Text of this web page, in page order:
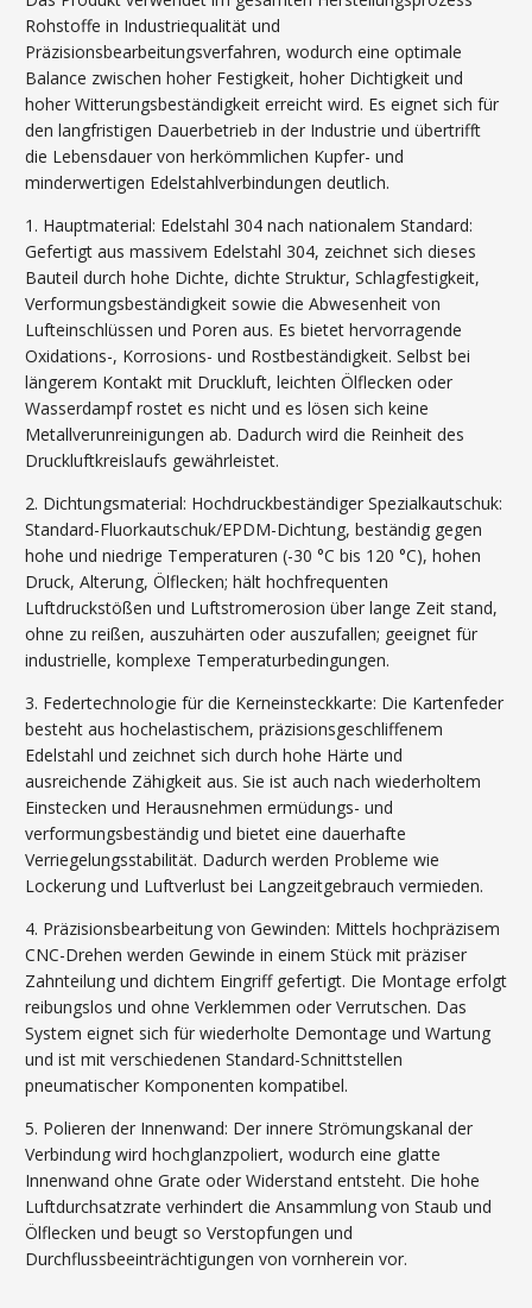
Rohstoffe in Industriequalität und
Präzisionsbearbeitungsverfahren, wodurch eine optimale
Balance zwischen hoher Festigkeit, hoher Dichtigkeit und
hoher Witterungsbeständigkeit erreicht wird. Es eignet sich für
den langfristigen Dauerbetrieb in der Industrie und übertrifft
die Lebensdauer von herkömmlichen Kupfer- und
minderwertigen Edelstahlverbindungen deutlich.
1. Hauptmaterial: Edelstahl 304 nach nationalem Standard:
Gefertigt aus massivem Edelstahl 304, zeichnet sich dieses
Bauteil durch hohe Dichte, dichte Struktur, Schlagfestigkeit,
Verformungsbeständigkeit sowie die Abwesenheit von
Lufteinschlüssen und Poren aus. Es bietet hervorragende
Oxidations-, Korrosions- und Rostbeständigkeit. Selbst bei
längerem Kontakt mit Druckluft, leichten Ölflecken oder
Wasserdampf rostet es nicht und es lösen sich keine
Metallverunreinigungen ab. Dadurch wird die Reinheit des
Druckluftkreislaufs gewährleistet.
2. Dichtungsmaterial: Hochdruckbeständiger Spezialkautschuk:
Standard-Fluorkautschuk/EPDM-Dichtung, beständig gegen
hohe und niedrige Temperaturen (-30 °C bis 120 °C), hohen
Druck, Alterung, Ölflecken; hält hochfrequenten
Luftdruckstößen und Luftstromerosion über lange Zeit stand,
ohne zu reißen, auszuhärten oder auszufallen; geeignet für
industrielle, komplexe Temperaturbedingungen.
3. Federtechnologie für die Kerneinsteckkarte: Die Kartenfeder
besteht aus hochelastischem, präzisionsgeschliffenem
Edelstahl und zeichnet sich durch hohe Härte und
ausreichende Zähigkeit aus. Sie ist auch nach wiederholtem
Einstecken und Herausnehmen ermüdungs- und
verformungsbeständig und bietet eine dauerhafte
Verriegelungsstabilität. Dadurch werden Probleme wie
Lockerung und Luftverlust bei Langzeitgebrauch vermieden.
4. Präzisionsbearbeitung von Gewinden: Mittels hochpräzisem
CNC-Drehen werden Gewinde in einem Stück mit präziser
Zahnteilung und dichtem Eingriff gefertigt. Die Montage erfolgt
reibungslos und ohne Verklemmen oder Verrutschen. Das
System eignet sich für wiederholte Demontage und Wartung
und ist mit verschiedenen Standard-Schnittstellen
pneumatischer Komponenten kompatibel.
5. Polieren der Innenwand: Der innere Strömungskanal der
Verbindung wird hochglanzpoliert, wodurch eine glatte
Innenwand ohne Grate oder Widerstand entsteht. Die hohe
Luftdurchsatzrate verhindert die Ansammlung von Staub und
Ölflecken und beugt so Verstopfungen und
Durchflussbeeinträchtigungen von vornherein vor.